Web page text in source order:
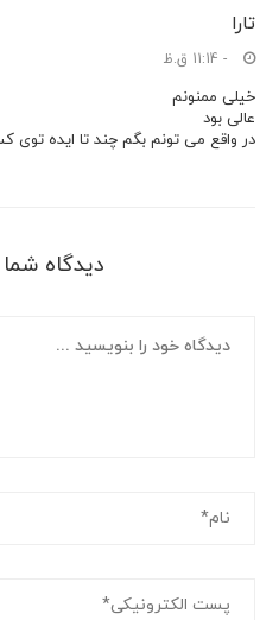
تارا
- 11:14 ق.ظ
خیلی ممنونم
عالی بود
در واقع می تونم بگم چند تا ایده
دیدگاه